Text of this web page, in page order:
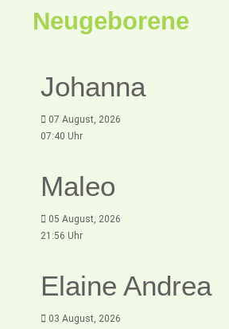
Neugeborene
Johanna
07 August, 2026
07:40 Uhr
Maleo
05 August, 2026
21:56 Uhr
Elaine Andrea
03 August, 2026